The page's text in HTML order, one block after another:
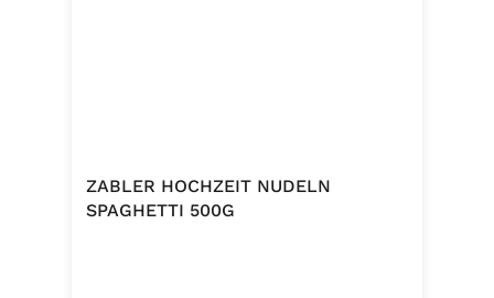
ZABLER HOCHZEIT NUDELN
SPAGHETTI 500G